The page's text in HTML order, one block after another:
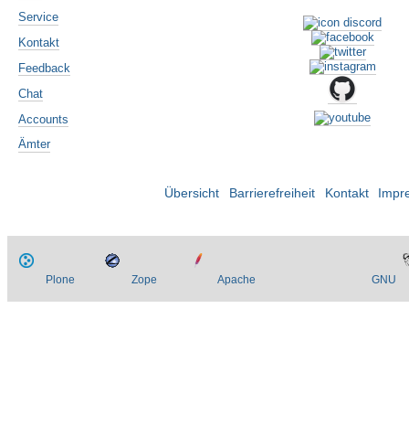
Service
Kontakt
Feedback
Chat
Accounts
Ämter
Übersicht Barrierefreiheit Kontakt
Plone Zope Apache GNU